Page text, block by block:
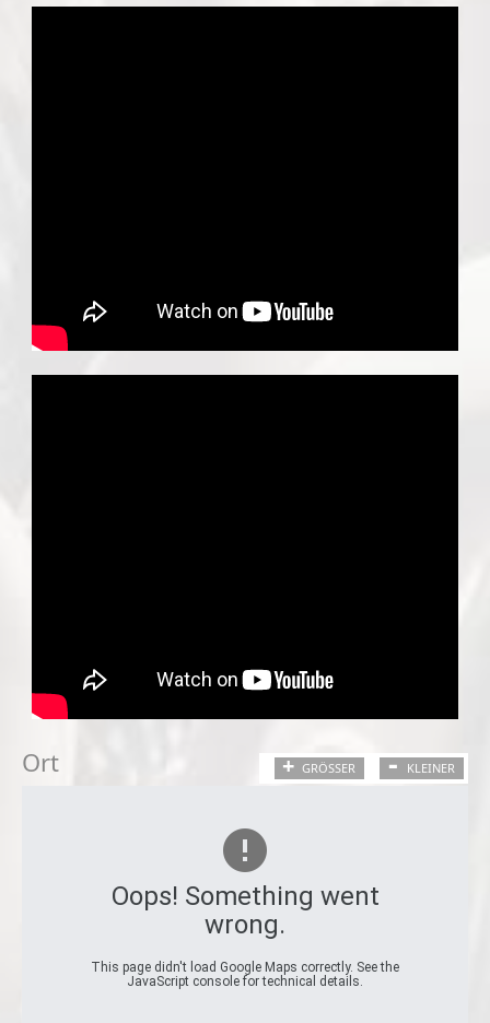
Ort GRÖSSER KLEINER
Oops! Something went
wrong.
This page didn't load Google Maps correctly. See the
JavaScript console for technical details.